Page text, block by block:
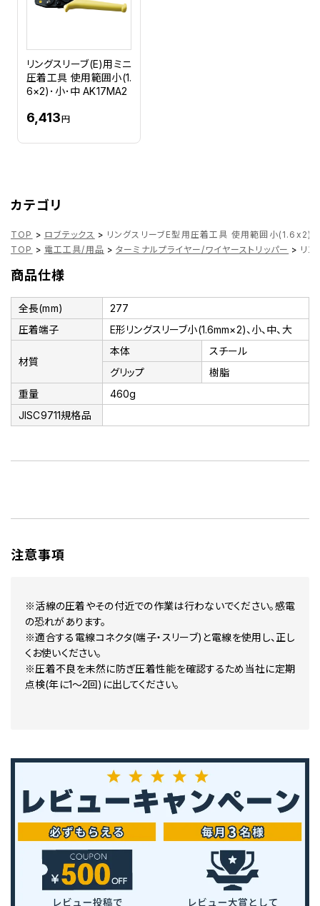
リングスリーブ(E)用ミニ
圧着工具 使用範囲小(1.
6×2)･小･中 AK17MA2
6,413円
カテゴリ
TOP > ロブテックス > リングスリーブE型用圧着工具 使用範囲小(1.6x2)
TOP > 電工工具/用品 > ターミナルプライヤー/ワイヤーストリッパー > リ
商品仕様
全長(mm)
277
圧着端子
E形リングスリーブ小(1.6mm×2)、小、中、大
材質
本体
スチール
グリップ
樹脂
重量
460g
JISC9711規格品
注意事項
※活線の圧着やその付近での作業は行わないでください。感電
の恐れがあります。
※適合する電線コネクタ(端子・スリーブ)と電線を使用し、正し
くお使いください。
※圧着不良を未然に防ぎ圧着性能を確認するため当社に定期
点検(年に1～2回)に出してください。